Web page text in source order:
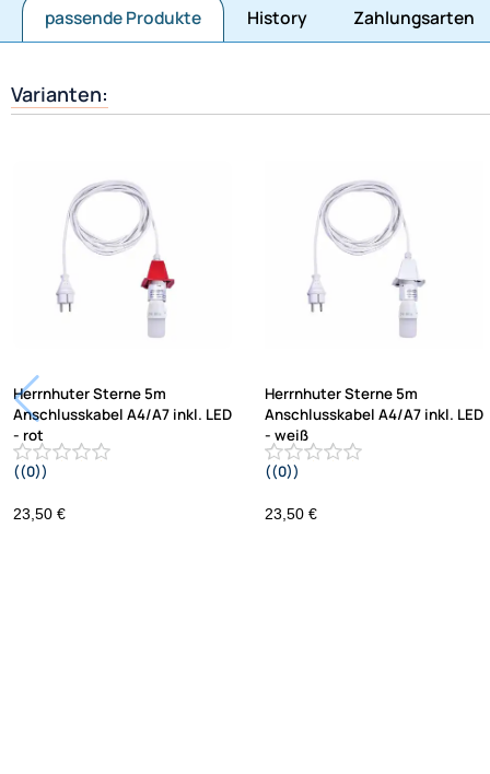
passende Produkte History Zahlungsarten
Varianten:
Herrnhuter Sterne 5m
Anschlusskabel A4/A7 inkl. LED
- rot
Passend für Kunststoff-Sterne
A4/A7 für den INNENBEREICH
((0))
23,50 €
Herrnhuter Sterne 5m
Anschlusskabel A4/A7 inkl. LED
- weiß
Passend für Kunststoff-Sterne
A4/A7 für den INNENBEREICH
((0))
23,50 €